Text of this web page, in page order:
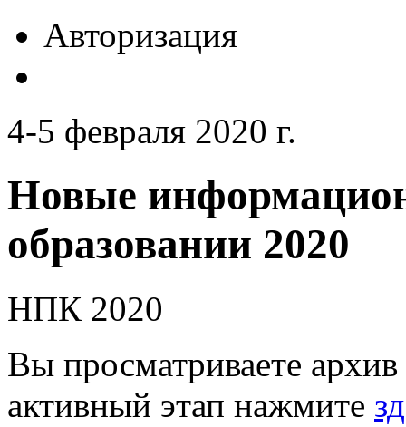
Авторизация
4-5 февраля 2020 г.
Новые
образовании 2020
НПК 2020
Вы просматриваете
активный этап нажмите